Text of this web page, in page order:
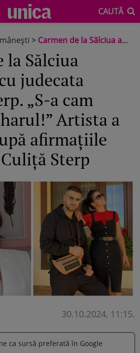
CAUTĂ
> Carmen de la Sălciua amenință cu judecata familia Sterp. „S-a cam umplut paharul!” Artista a răbufnit după afirmațiile surorii lui Culiță Sterp
la Sălciua
judecata
„S-a cam
Artista a
afirmațiile
Sterp
30.10.2024, 11:15.
ca sursă preferată în Google